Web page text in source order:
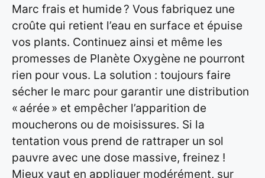
Marc frais et humide ? Vous fabriquez une
croûte qui retient l’eau en surface et épuise
vos plants. Continuez ainsi et même les
promesses de Planète Oxygène ne pourront
rien pour vous. La solution : toujours faire
sécher le marc pour garantir une distribution
« aérée » et empêcher l’apparition de
moucherons ou de moisissures. Si la
tentation vous prend de rattraper un sol
pauvre avec une dose massive, freinez !
Mieux vaut en appliquer modérément, sur